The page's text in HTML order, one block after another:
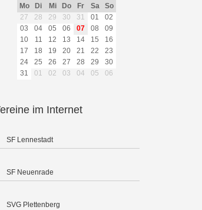
Mo
Di Mi Do Fr Sa
So
27
28 29 30 31 01
02
03
04 05 06 07 08
09
10
11 12 13 14 15
16
17
18 19 20 21 22
23
24
25 26 27 28 29
30
31
01 02 03 04 05 06
im Internet
SF Lennestadt
SF Neuenrade
SVG Plettenberg